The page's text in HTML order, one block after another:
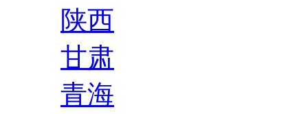
陕西
甘肃
青海